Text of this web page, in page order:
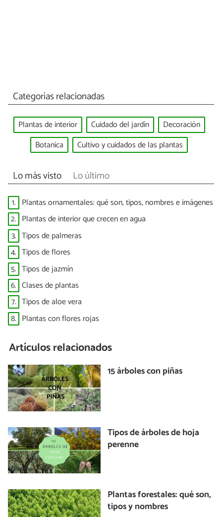
Categorías relacionadas
Plantas de interior Cuidado del jardín
Decoración
Botanica
Cultivo y cuidados de las plantas
Lo más visto Lo último
1. Plantas ornamentales: qué son, tipos, nombres e imágenes
2. Plantas de interior que crecen en agua
3. Tipos de palmeras
4. Tipos de flores
5. Tipos de jazmín
6. Clases de plantas
7. Tipos de aloe vera
8. Plantas con flores rojas
Artículos relacionados
15 árboles con piñas
Tipos de árboles de hoja
perenne
Plantas forestales: qué son,
tipos y nombres